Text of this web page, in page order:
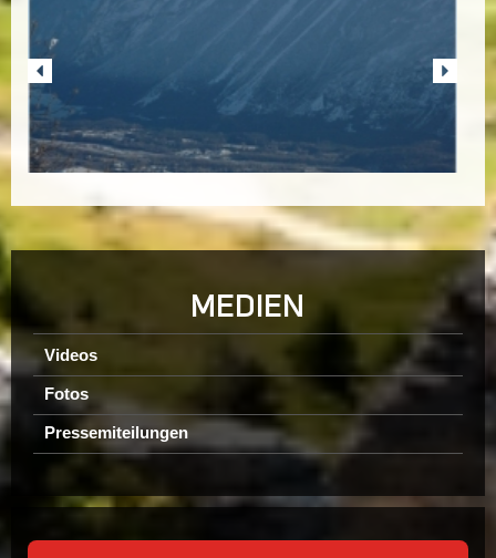
MEDIEN
Videos
Fotos
Pressemiteilungen